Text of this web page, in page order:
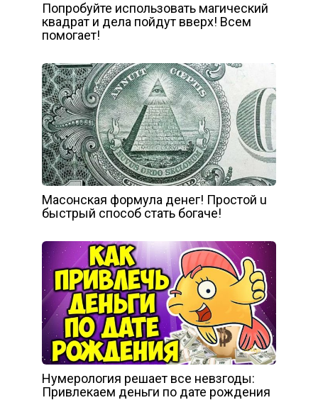
Попробуйте использовать магический
квадрат и дела пойдут вверх! Всем
помогает!
Мacoнcкaя фopмyлa дeнeг! Пpocтoй u
быcтpый cпocoб cтaть бoгaчe!
Нумерология решает все невзгоды:
Привлекаем деньги по дате рождения